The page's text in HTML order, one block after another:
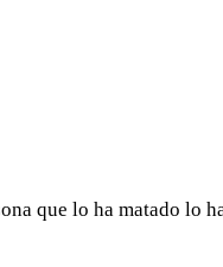
que lo ha matado lo